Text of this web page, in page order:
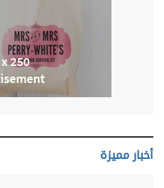
أخبار مميزة